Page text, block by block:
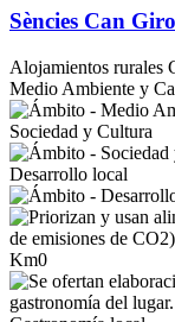
Sències Can
Alojamientos rurales
Medio Ambiente y
Sociedad y Cultura
Desarrollo local
Km0